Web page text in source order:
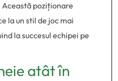
poziționare
la un stil de joc mai
la succesul echipei pe
atât în